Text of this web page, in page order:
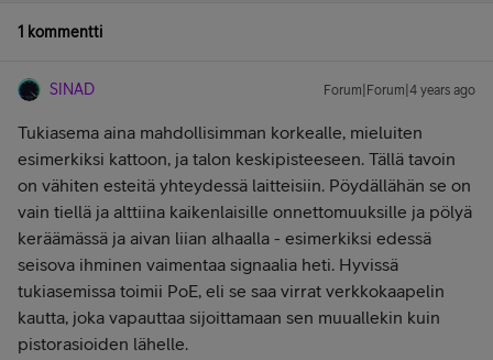
1 kommentti
SINAD Forum|Forum|4 years ago
Tukiasema aina mahdollisimman korkealle, mieluiten
esimerkiksi kattoon, ja talon keskipisteeseen. Tällä tavoin
on vähiten esteitä yhteydessä laitteisiin. Pöydällähän se on
vain tiellä ja alttiina kaikenlaisille onnettomuuksille ja pölyä
keräämässä ja aivan liian alhaalla - esimerkiksi edessä
seisova ihminen vaimentaa signaalia heti. Hyvissä
tukiasemissa toimii PoE, eli se saa virrat verkkokaapelin
kautta, joka vapauttaa sijoittamaan sen muuallekin kuin
pistorasioiden lähelle.